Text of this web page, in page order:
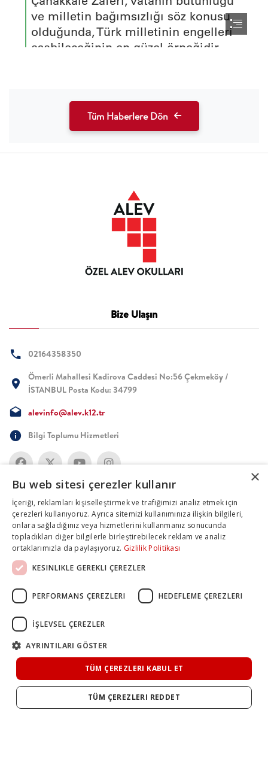
Tüm Haberlere Dön
Bize Ulaşın
02164358350
Ömerli Mahallesi Kadirova Caddesi No:56 Çekmeköy /
İSTANBUL Posta Kodu: 34799
alevinfo@alev.k12.tr
Bilgi Toplumu Hizmetleri
×
Bu web sitesi çerezler kullanır
İçeriği, reklamları kişiselleştirmek ve trafiğimizi analiz etmek için
çerezleri kullanıyoruz. Ayrıca sitemizi kullanımınıza ilişkin bilgileri,
onlara sağladığınız veya hizmetlerini kullanmanız sonucunda
topladıkları diğer bilgilerle birleştirebilecek reklam ve analiz
ortaklarımızla da paylaşıyoruz. Gizlilik Politikası
KESINLIKLE GEREKLI ÇEREZLER
PERFORMANS ÇEREZLERI HEDEFLEME ÇEREZLERI
İŞLEVSEL ÇEREZLER
AYRINTILARI GÖSTER
TÜM ÇEREZLERI KABUL ET
TÜM ÇEREZLERI REDDET